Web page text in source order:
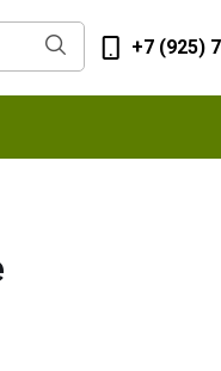
+7 (925)